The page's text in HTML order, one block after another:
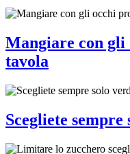
Mangiare con gli
tavola
Scegliete